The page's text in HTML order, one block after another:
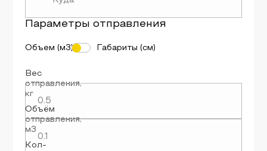
Параметрыотправления
Объем (м3) Габариты (см)
Вес
отправления,
кг
Объём
отправления,
м3
Кол-